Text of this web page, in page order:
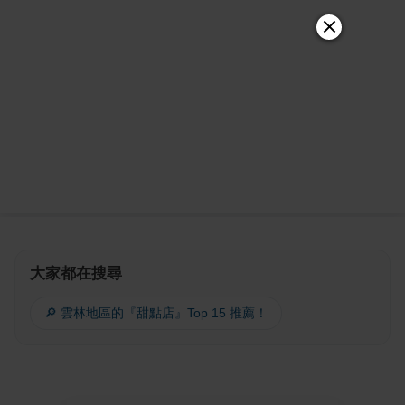
大家都在搜尋
🔎 雲林地區的『甜點店』Top 15 推薦！